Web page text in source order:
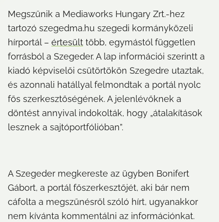
Megszűnik a Mediaworks Hungary Zrt.-hez
tartozó szegedma.hu szegedi kormányközeli
hírportál – értesült több, egymástól független
forrásból a Szegeder. A lap információi szerintt a
kiadó képviselői csütörtökön Szegedre utaztak,
és azonnali hatállyal felmondtak a portál nyolc
fős szerkesztőségének. A jelenlévőknek a
döntést annyival indokolták, hogy „átalakítások
lesznek a sajtóportfólióban”.
A Szegeder megkereste az ügyben Bonifert
Gábort, a portál főszerkesztőjét, aki bár nem
cáfolta a megszűnésről szóló hírt, ugyanakkor
nem kívánta kommentálni az információnkat.